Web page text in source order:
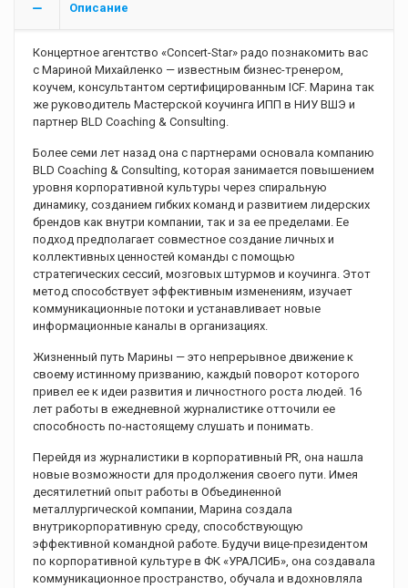
Описание
Концертное агентство «Concert-Star» радо познакомить вас
с Мариной Михайленко — известным бизнес-тренером,
коучем, консультантом сертифицированным ICF. Марина так
же руководитель Мастерской коучинга ИПП в НИУ ВШЭ и
партнер BLD Coaching & Consulting.
Более семи лет назад она с партнерами основала компанию
BLD Coaching & Consulting, которая занимается повышением
уровня корпоративной культуры через спиральную
динамику, созданием гибких команд и развитием лидерских
брендов как внутри компании, так и за ее пределами. Ее
подход предполагает совместное создание личных и
коллективных ценностей команды с помощью
стратегических сессий, мозговых штурмов и коучинга. Этот
метод способствует эффективным изменениям, изучает
коммуникационные потоки и устанавливает новые
информационные каналы в организациях.
Жизненный путь Марины — это непрерывное движение к
своему истинному призванию, каждый поворот которого
привел ее к идеи развития и личностного роста людей. 16
лет работы в ежедневной журналистике отточили ее
способность по-настоящему слушать и понимать.
Перейдя из журналистики в корпоративный PR, она нашла
новые возможности для продолжения своего пути. Имея
десятилетний опыт работы в Объединенной
металлургической компании, Марина создала
внутрикорпоративную среду, способствующую
эффективной командной работе. Будучи вице-президентом
по корпоративной культуре в ФК «УРАЛСИБ», она создавала
коммуникационное пространство, обучала и вдохновляла